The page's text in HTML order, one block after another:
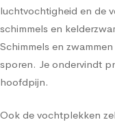
luchtvochtigheid en de
schimmels en
Schimmels en
sporen. Je ondervindt
hoofdpijn.
Ook de vochtplekken